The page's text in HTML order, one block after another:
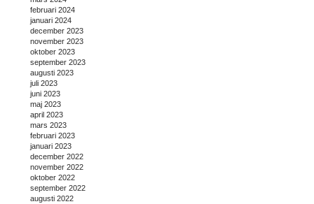
februari 2024
januari 2024
december 2023
november 2023
oktober 2023
september 2023
augusti 2023
juli 2023
juni 2023
maj 2023
april 2023
mars 2023
februari 2023
januari 2023
december 2022
november 2022
oktober 2022
september 2022
augusti 2022